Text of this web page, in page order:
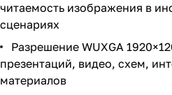
читаемость изображения в
сценариях
Разрешение WUXGA
презентаций, видео, схем,
материалов